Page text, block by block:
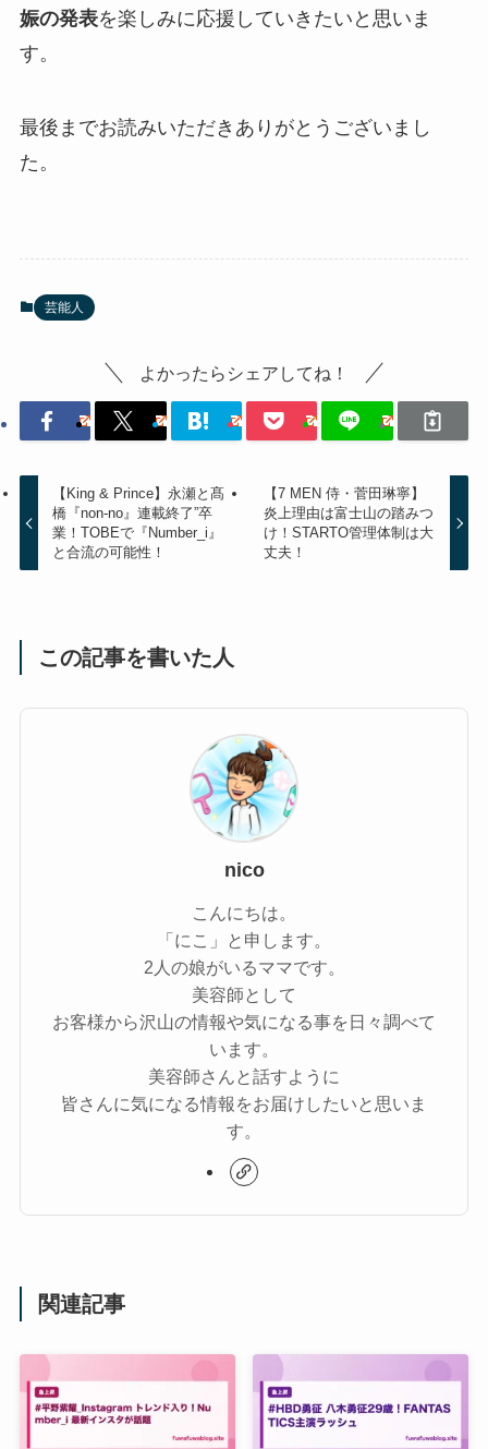
娠の発表を楽しみに応援していきたいと思いま
す。
最後までお読みいただきありがとうございまし
た。
芸能人
よかったらシェアしてね！
【King & Prince】永瀬と髙
橋『non-no』連載終了”卒
業！TOBEで『Number_i』
と合流の可能性！
【7 MEN 侍・菅田琳寧】
炎上理由は富士山の踏みつ
け！STARTO管理体制は大
丈夫！
この記事を書いた人
nico
こんにちは。
「にこ」と申します。
2人の娘がいるママです。
美容師として
お客様から沢山の情報や気になる事を日々調べて
います。
美容師さんと話すように
皆さんに気になる情報をお届けしたいと思いま
す。
関連記事